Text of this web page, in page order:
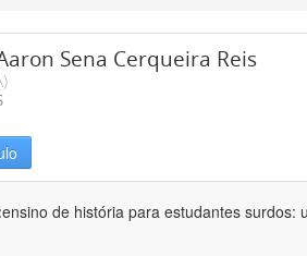
Sena Cerqueira Reis
ensino de história para estudantes surdos: